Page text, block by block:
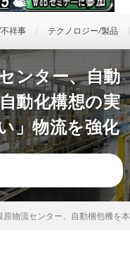
祥事 テクノロジー/製品
ンター、自動
動化構想の実
」物流を強化
原物流センター、自動梱包機を